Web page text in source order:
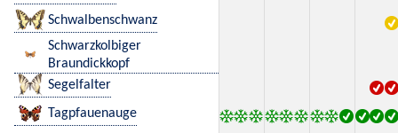
Schwalbenschwanz
Schwarzkolbiger
Braundickkopf
Segelfalter
Tagpfauenauge